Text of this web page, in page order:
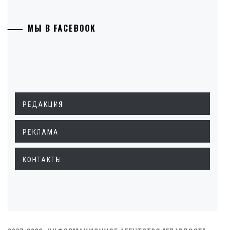
МЫ В FACEBOOK
РЕДАКЦИЯ
РЕКЛАМА
КОНТАКТЫ